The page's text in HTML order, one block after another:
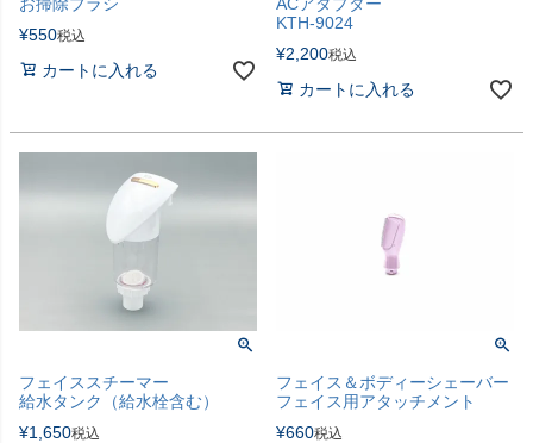
¥550税込
カートに入れる
KTH-9024
¥2,200税込
カートに入れる
フェイススチーマー
給水タンク（給水栓含む）
¥1,650税込
フェイス＆ボディーシェーバー
フェイス用アタッチメント
¥660税込